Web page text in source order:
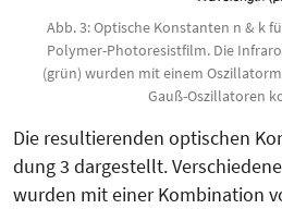
Abb. 3: Optische Konstanten n & k
Polymer-Photoresistfilm. Die
(grün) wurden mit einem
Gauß-Oszillatoren
Die resultie­renden opti­schen
dung 3 dargestellt.
wurden mit einer Kom­bination